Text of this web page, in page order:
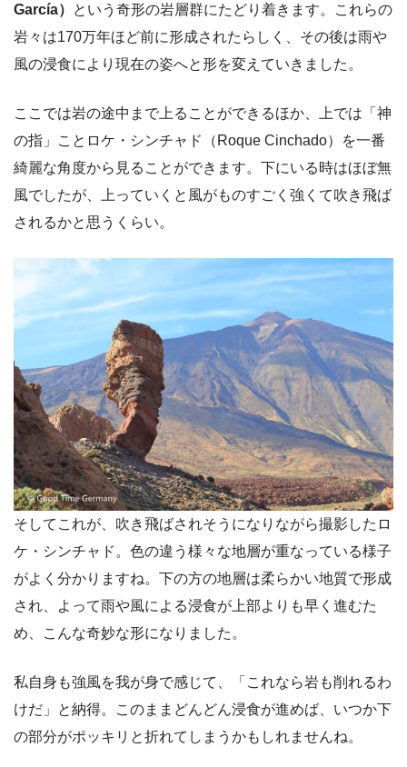
García）
という奇形の岩層群にたどり着きます。これらの
岩々は170万年ほど前に形成されたらしく、その後は雨や
風の浸食により現在の姿へと形を変えていきました。
ここでは岩の途中まで上ることができるほか、上では 「神
の指」ことロケ・シンチャド（Roque Cinchado）
を一番
綺麗な角度から見ることができます。下にいる時はほぼ無
風でしたが、上っていくと風がものすごく強くて吹き飛ば
されるかと思うくらい。
そしてこれが、吹き飛ばされそうになりながら撮影したロ
ケ・シンチャド。色の違う様々な地層が重なっている様子
がよく分かりますね。下の方の地層は柔らかい地質で形成
され、よって雨や風による浸食が上部よりも早く進むた
め、こんな奇妙な形になりました。
私自身も強風を我が身で感じて、「これなら岩も削れるわ
けだ」と納得。このままどんどん浸食が進めば、いつか下
の部分がポッキリと折れてしまうかもしれませんね。